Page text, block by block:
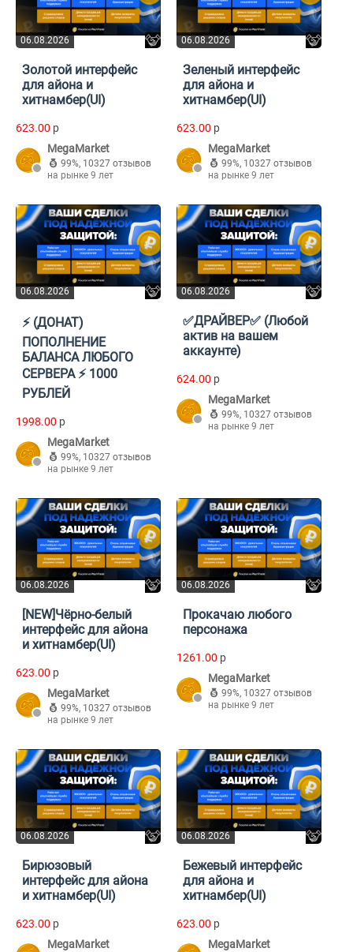
06.08.2026
Золотой интерфейс
для айона и
хитнамбер(UI)
623.00 p
MegaMarket
99%, 10327 отзывов
на рынке 9 лет
06.08.2026
Зеленый интерфейс
для айона и
хитнамбер(UI)
623.00 p
MegaMarket
99%, 10327 отзывов
на рынке 9 лет
06.08.2026
⚡️ (ДОНАТ)
ПОПОЛНЕНИЕ
БАЛАНСА ЛЮБОГО
СЕРВЕРА ⚡️ 1000
РУБЛЕЙ
1998.00 p
MegaMarket
99%, 10327 отзывов
на рынке 9 лет
06.08.2026
✅ДРАЙВЕР✅ (Любой
актив на вашем
аккаунте)
624.00 p
MegaMarket
99%, 10327 отзывов
на рынке 9 лет
06.08.2026
[NEW]Чёрно-белый
интерфейс для айона
и хитнамбер(UI)
623.00 p
MegaMarket
99%, 10327 отзывов
на рынке 9 лет
06.08.2026
Прокачаю любого
персонажа
1261.00 p
MegaMarket
99%, 10327 отзывов
на рынке 9 лет
06.08.2026
Бирюзовый
интерфейс для айона
и хитнамбер(UI)
623.00 p
MegaMarket
06.08.2026
Бежевый интерфейс
для айона и
хитнамбер(UI)
623.00 p
MegaMarket